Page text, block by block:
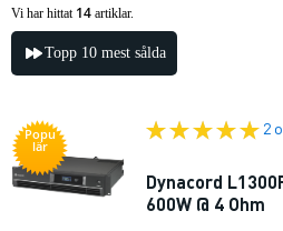
Vi har hittat 14 artiklar.
Topp 10 mest sålda
Popu
lär
2
Dynacord
600W @ 4 Ohm